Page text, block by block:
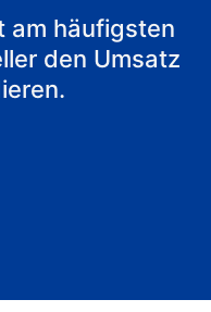
am häufigsten
den Umsatz